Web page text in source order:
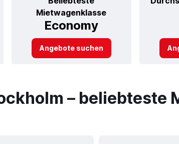
Mietwagenklasse
Economy
Angebote suchen
– beliebteste